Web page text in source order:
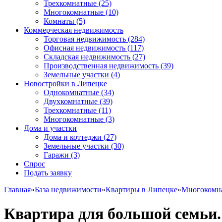
Трехкомнатные (25)
Многокомнатные (10)
Комнаты (5)
Коммерческая недвижимость
Торговая недвижимость (284)
Офисная недвижимость (117)
Складская недвижимость (27)
Производственная недвижимость (39)
Земельные участки (4)
Новостройки в Липецке
Однокомнатные (34)
Двухкомнатные (39)
Трехкомнатные (11)
Многокомнатные (3)
Дома и участки
Дома и коттеджи (27)
Земельные участки (30)
Гаражи (3)
Спрос
Подать заявку
Главная»База недвижимости»Квартиры в Липецке»
Квартира для большой семьи.